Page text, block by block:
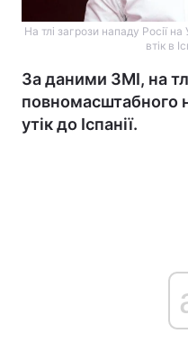
На тлі загрози нападу Росії
втік в
За даними ЗМІ, на
повномасштабного
утік до Іспанії.